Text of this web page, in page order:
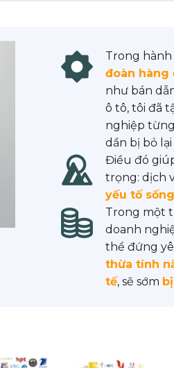
Trong
đoàn hàng
như bán
ô tô, tôi đã
nghiệp từng
dần bị bỏ lại
Điều đó
trọng: dịch
yếu tố
Trong một
doanh
thể đứng
thừa tính
tế, sẽ sớm bị